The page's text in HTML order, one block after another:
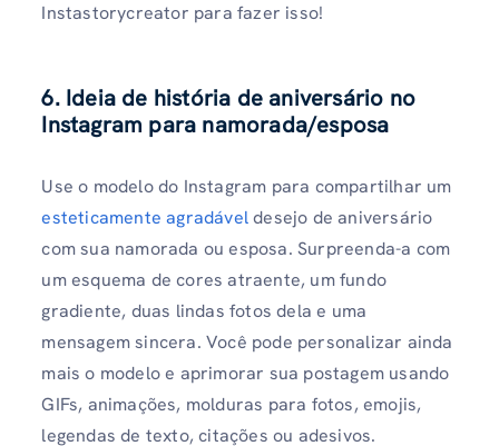
Instastorycreator para fazer isso!
6. Ideia de história de aniversário no
Instagram para namorada/esposa
Use o modelo do Instagram para compartilhar um
esteticamente agradáveldesejo de aniversário
com sua namorada ou esposa. Surpreenda-a com
um esquema de cores atraente, um fundo
gradiente, duas lindas fotos dela e uma
mensagem sincera. Você pode personalizar ainda
mais o modelo e aprimorar sua postagem usando
GIFs, animações, molduras para fotos, emojis,
legendas de texto, citações ou adesivos.